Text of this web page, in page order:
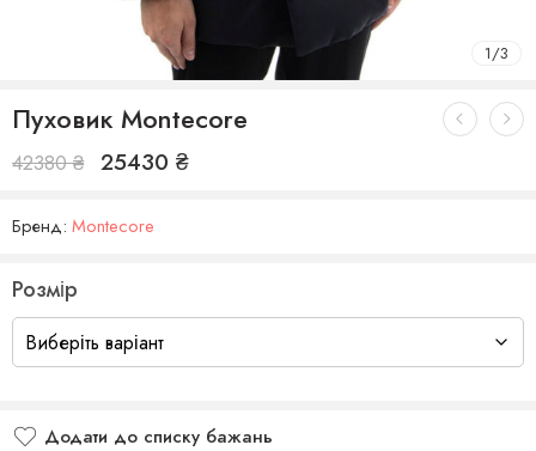
1/3
Пуховик Montecore
42380₴ 25430 ₴
Бренд: Montecore
Розмір
Додати до списку бажань